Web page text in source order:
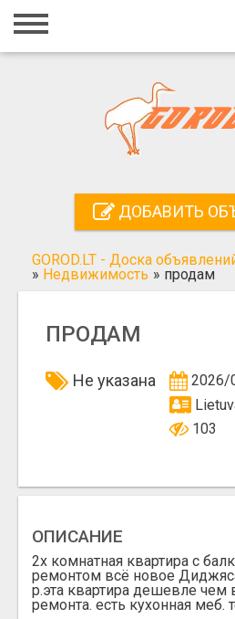
Главная
Регистрация
Поиск
ДОБАВИТЬ
GOROD.LT - Доска
» Недвижимость » продам
ПРОДАМ
Не указана
2026/
103
ОПИСАНИЕ
2х комнатная квартира с
ремонтом всё новое
р.эта квартира дешевле чем
ремонта. есть кухонная меб.